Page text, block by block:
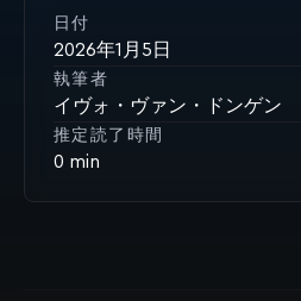
日付
2026年1月5日
執筆者
イヴォ・ヴァン・ドンゲン
推定読了時間
0